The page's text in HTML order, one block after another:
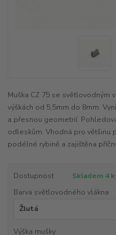
Muška CZ 75 se světlovodným
výškách od 5,5mm do 8mm.
a přesnou geometrií.
odleskům. Vhodná pro většinu
podélné rybině a zajištěna
Dostupnost
Skladem 4
Barva světlovodného vlákna
Výška mušky